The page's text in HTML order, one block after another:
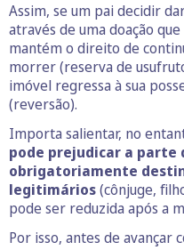
Assim, se um pai decidir
através de uma doação que
mantém o direito de
morrer (reserva de
imóvel regressa à sua
(reversão).
Importa salientar, no
pode prejudicar a parte
obrigatoriamente
legitimários(cônjuge,
pode ser reduzida após a
Por isso, antes de avançar